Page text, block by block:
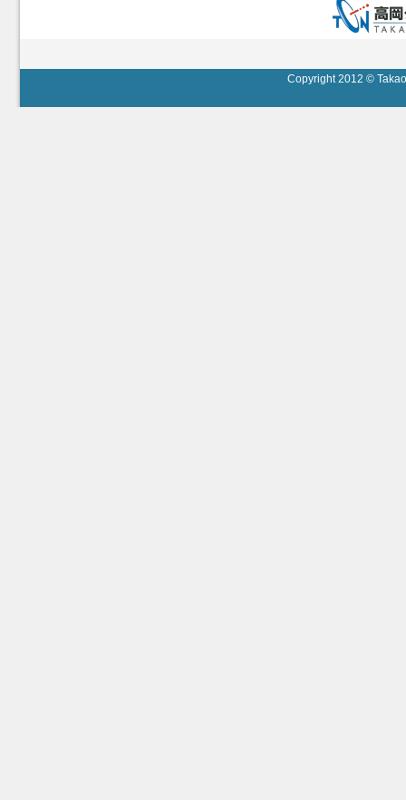
Copyright 2012 ©